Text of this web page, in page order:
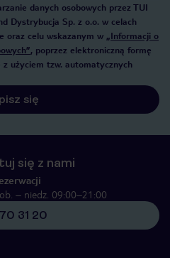
danych osobowych przez TUI
Dystrybucja Sp. z o.o. w celach
oraz celu wskazanym w „Informacji o
, poprzez elektroniczną formę
użyciem tzw. automatycznych
się
się z nami
– niedz. 09:00–21:00
31 20